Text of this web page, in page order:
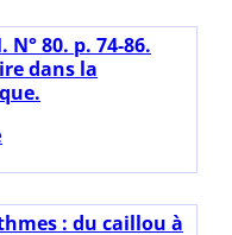
N° 80. p. 74-86.
dans la
: du caillou à